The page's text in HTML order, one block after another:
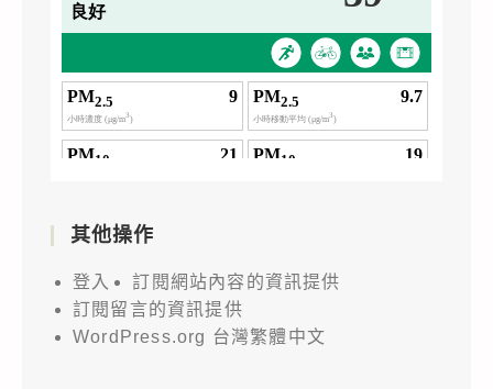
其他操作
登入
訂閱網站內容的資訊提供
訂閱留言的資訊提供
WordPress.org 台灣繁體中文